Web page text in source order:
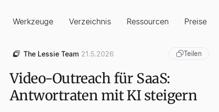
Werkzeuge Verzeichnis Ressourcen Preise
The Lessie Team 21.5.2026 Teilen
Video-Outreach für SaaS:
Antwortraten mit KI steigern